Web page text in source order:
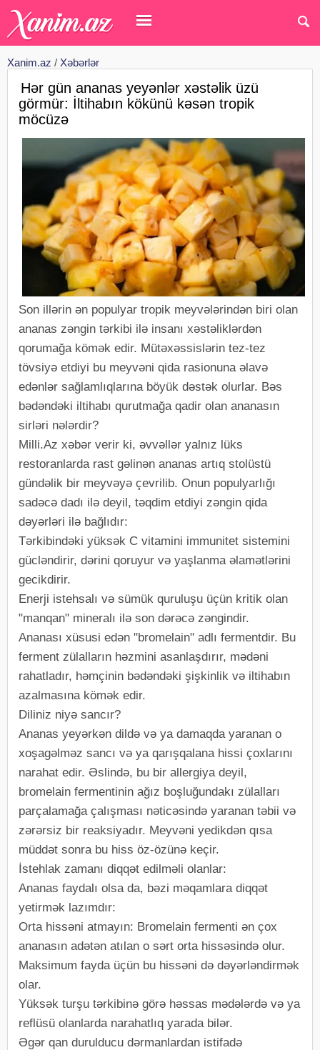
Xanim.az / Xəbərlər
Hər gün ananas yeyənlər xəstəlik üzü
görmür: İltihabın kökünü kəsən tropik
möcüzə
Son illərin ən populyar tropik meyvələrindən biri olan
ananas zəngin tərkibi ilə insanı xəstəliklərdən
qorumağa kömək edir. Mütəxəssislərin tez-tez
tövsiyə etdiyi bu meyvəni qida rasionuna əlavə
edənlər sağlamlıqlarına böyük dəstək olurlar. Bəs
bədəndəki iltihabı qurutmağa qadir olan ananasın
sirləri nələrdir?
Milli.Az xəbər verir ki, əvvəllər yalnız lüks
restoranlarda rast gəlinən ananas artıq stolüstü
gündəlik bir meyvəyə çevrilib. Onun populyarlığı
sadəcə dadı ilə deyil, təqdim etdiyi zəngin qida
dəyərləri ilə bağlıdır:
Tərkibindəki yüksək C vitamini immunitet sistemini
gücləndirir, dərini qoruyur və yaşlanma əlamətlərini
gecikdirir.
Enerji istehsalı və sümük quruluşu üçün kritik olan
"manqan" mineralı ilə son dərəcə zəngindir.
Ananası xüsusi edən "bromelain" adlı fermentdir. Bu
ferment zülalların həzmini asanlaşdırır, mədəni
rahatladır, həmçinin bədəndəki şişkinlik və iltihabın
azalmasına kömək edir.
Diliniz niyə sancır?
Ananas yeyərkən dildə və ya damaqda yaranan o
xoşagəlməz sancı və ya qarışqalana hissi çoxlarını
narahat edir. Əslində, bu bir allergiya deyil,
bromelain fermentinin ağız boşluğundakı zülalları
parçalamağa çalışması nəticəsində yaranan təbii və
zərərsiz bir reaksiyadır. Meyvəni yedikdən qısa
müddət sonra bu hiss öz-özünə keçir.
İstehlak zamanı diqqət edilməli olanlar:
Ananas faydalı olsa da, bəzi məqamlara diqqət
yetirmək lazımdır:
Orta hissəni atmayın: Bromelain fermenti ən çox
ananasın adətən atılan o sərt orta hissəsində olur.
Maksimum fayda üçün bu hissəni də dəyərləndirmək
olar.
Yüksək turşu tərkibinə görə həssas mədələrdə və ya
reflüsü olanlarda narahatlıq yarada bilər.
Əgər qan durulducu dərmanlardan istifadə